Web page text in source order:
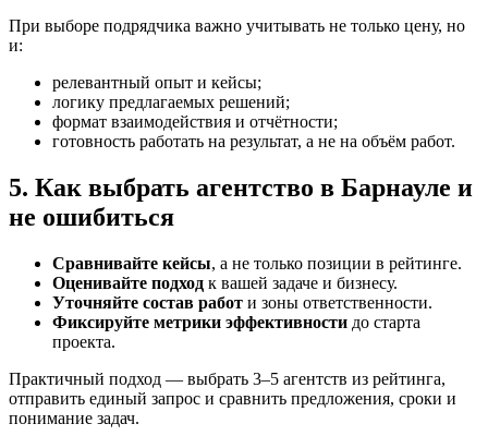
При выборе подрядчика важно учитывать не только цену, но
и:
релевантный опыт и кейсы;
логику предлагаемых решений;
формат взаимодействия и отчётности;
готовность работать на результат, а не на объём работ.
5. Как выбрать агентство в Барнауле и
не ошибиться
Сравнивайте кейсы, а не только позиции в рейтинге.
Оценивайте подход к вашей задаче и бизнесу.
Уточняйте состав работ и зоны ответственности.
Фиксируйте метрики эффективности до старта
проекта.
Практичный подход — выбрать 3–5 агентств из рейтинга,
отправить единый запрос и сравнить предложения, сроки и
понимание задач.